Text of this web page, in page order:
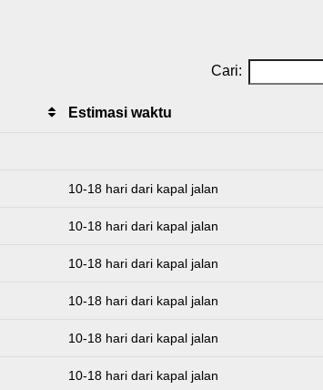
Cari:
Estimasi waktu
10-18 hari dari kapal jalan
10-18 hari dari kapal jalan
10-18 hari dari kapal jalan
10-18 hari dari kapal jalan
10-18 hari dari kapal jalan
10-18 hari dari kapal jalan